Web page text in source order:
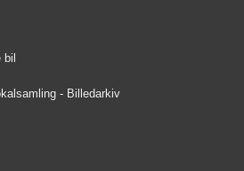
- Billedarkiv